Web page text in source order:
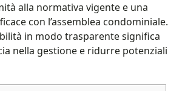
alla normativa vigente e una
con l’assemblea condominiale.
in modo trasparente significa
nella gestione e ridurre potenziali